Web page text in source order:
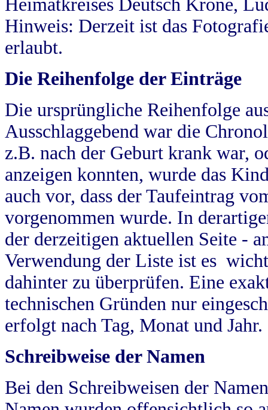
Heimatkreises Deutsch Krone,
Hinweis: Derzeit ist das
erlaubt.
Die Reihenfolge der Einträge
Die ursprüngliche Reihenfolge
Ausschlaggebend war die
z.B. nach der Geburt krank war,
anzeigen konnten, wurde das
auch vor, dass der Taufeintrag
vorgenommen wurde. In
der derzeitigen aktuellen Seite -
Verwendung der Liste ist es
dahinter zu überprüfen. Eine
technischen Gründen nur
erfolgt nach Tag, Monat und Jahr.
Schreibweise der Namen
Bei den Schreibweisen der